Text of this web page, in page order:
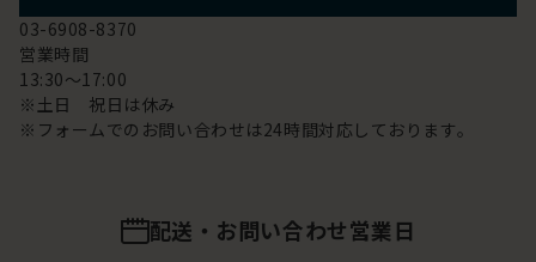
03-6908-8370
営業時間
13:30～17:00
※土日 祝日は休み
※フォームでのお問い合わせは24時間対応しております。
配送・お問い合わせ営業日